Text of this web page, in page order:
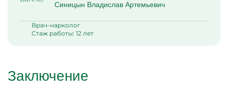
Синицын Владислав Артемьевич
Врач-нарколог
Стаж работы: 12 лет
Заключение